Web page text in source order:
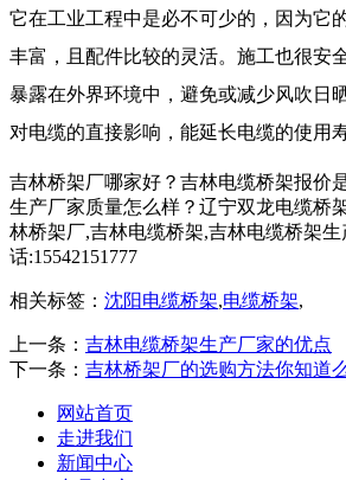
它在工业工程中是必不可少的，因为它
丰富，且配件比较的灵活。施工也很安
暴露在外界环境中，避免或减少风吹日
对电缆的直接影响，能延长电缆的使用寿
吉林桥架厂哪家好？吉林电缆桥架报价
生产厂家质量怎么样？辽宁双龙电缆桥
林桥架厂,吉林电缆桥架,吉林电缆桥架生
话:15542151777
相关标签： 沈阳电缆桥架,电缆桥架,
上一条： 吉林电缆桥架生产厂家的优点
下一条： 吉林桥架厂的选购方法你知道
网站首页
走进我们
新闻中心